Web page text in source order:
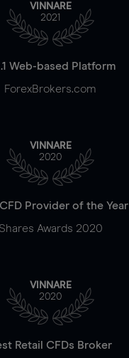
VINNARE
2021
Web-based Platform
ForexBrokers.com
VINNARE
2020
Provider of the Year
Shares Awards 2020
VINNARE
2020
Retail CFDs Broker